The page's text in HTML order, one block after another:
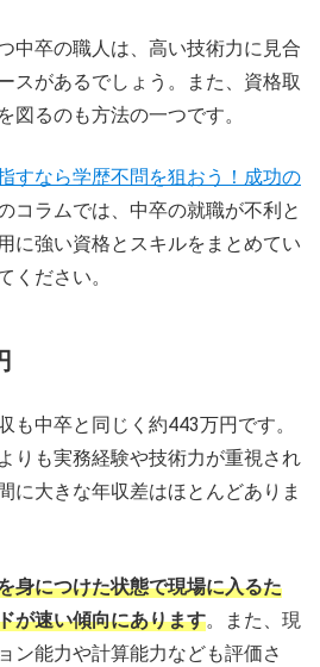
中卒の職人は、高い技術力に見合
スがあるでしょう。また、資格取
図るのも方法の一つです。
すなら学歴不問を狙おう！成功の
コラムでは、中卒の就職が不利と
に強い資格とスキルをまとめてい
ください。
も中卒と同じく約443万円です。
りも実務経験や技術力が重視され
に大きな年収差はほとんどありま
身につけた状態で現場に入るた
が速い傾向にあります。また、現
ン能力や計算能力なども評価さ